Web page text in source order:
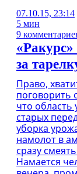
07.10.15, 23:14
5 мин
9
за
Право,
поговорить
что область
старых
уборка
намолот в
сразу
Намается